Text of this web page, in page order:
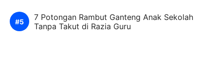
7 Potongan Rambut Ganteng Anak Sekolah
Tanpa Takut di Razia Guru